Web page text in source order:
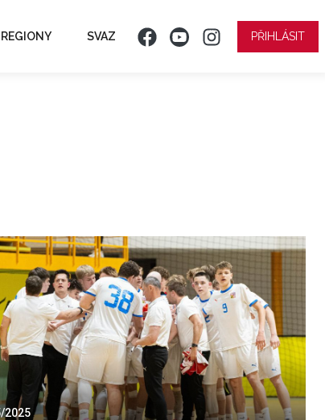
REGIONY SVAZ PŘIHLÁSIT
2025